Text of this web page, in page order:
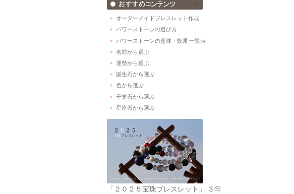
オーダーメイドブレスレット作成
パワーストーンの選び方
パワーストーンの意味・効果 一覧表
名前から選ぶ
運勢から選ぶ
誕生石から選ぶ
色から選ぶ
干支石から選ぶ
星座石から選ぶ
「２０２５宝珠ブレスレット」 ３年